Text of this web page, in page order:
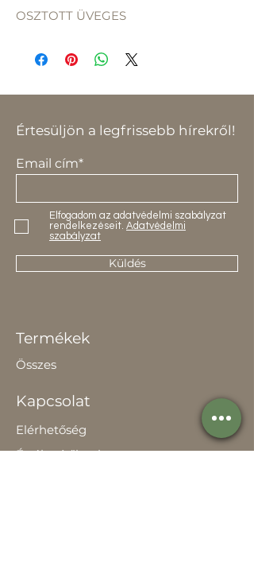
OSZTOTT ÜVEGES
Értesüljön a legfrissebb hírekről!
Email cím*
Elfogadom az adatvédelmi szabályzat
rendelkezéseit. Adatvédelmi
szabályzat
Küldés
Termékek
Összes
Kapcsolat
Elérhetőség
Értékesítőknek